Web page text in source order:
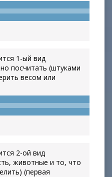
1-ый вид
посчитать (штуками
весом или
2-ой вид
животные и то, что
(первая